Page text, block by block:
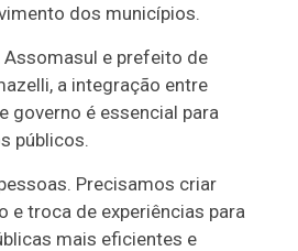
dos municípios.
Assomasul e prefeito de
a integração entre
governo é essencial para
públicos.
Precisamos criar
e troca de experiências para
mais eficientes e